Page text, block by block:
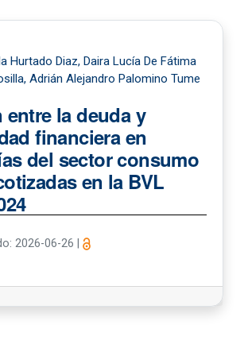
Hurtado Diaz, Daira Lucía De Fátima
Adrián Alejandro Palomino Tume
entre la deuda y
financiera en
del sector consumo
en la BVL
2026-06-26